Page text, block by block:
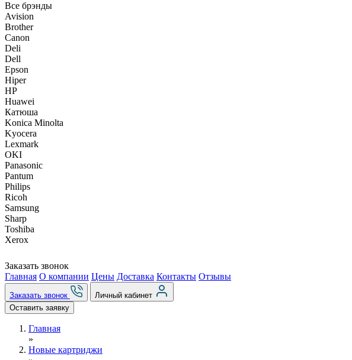
Все брэнды
Avision
Brother
Canon
Deli
Dell
Epson
Hiper
HP
Huawei
Катюша
Konica Minolta
Kyocera
Lexmark
OKI
Panasonic
Pantum
Philips
Ricoh
Samsung
Sharp
Toshiba
Xerox
Заказать звонок
Главная О компании Цены Доставка Контакты Отзывы
Заказать звонок
Личный кабинет
Оставить заявку
Главная
»
Новые картриджи